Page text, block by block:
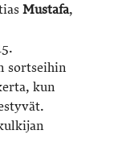
Mustafa,
sortseihin
kun